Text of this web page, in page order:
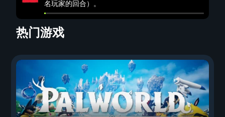
名玩家的回合）。
热门游戏